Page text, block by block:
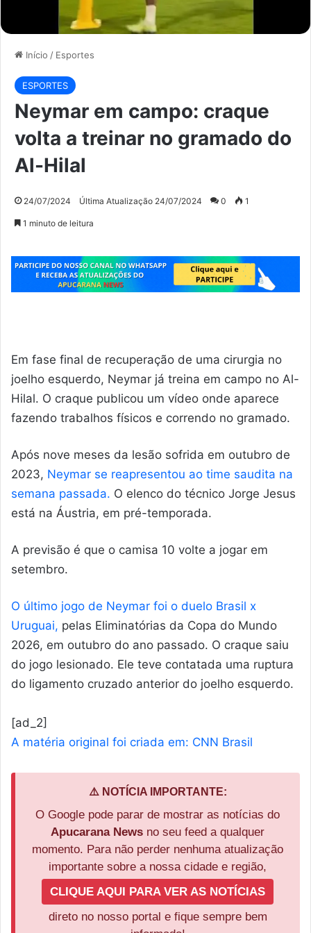
Início / Esportes
ESPORTES
Neymar em campo: craque
volta a treinar no gramado do
Al-Hilal
24/07/2024 Última Atualização 24/07/2024 0 1
1 minuto de leitura
Em fase final de recuperação de uma cirurgia no
joelho esquerdo, Neymar já treina em campo no Al-
Hilal. O craque publicou um vídeo onde aparece
fazendo trabalhos físicos e correndo no gramado.
Após nove meses da lesão sofrida em outubro de
2023, Neymar se reapresentou ao time saudita na
semana passada. O elenco do técnico Jorge Jesus
está na Áustria, em pré-temporada.
A previsão é que o camisa 10 volte a jogar em
setembro.
O último jogo de Neymar foi o duelo Brasil x
Uruguai, pelas Eliminatórias da Copa do Mundo
2026, em outubro do ano passado. O craque saiu
do jogo lesionado. Ele teve contatada uma ruptura
do ligamento cruzado anterior do joelho esquerdo.
[ad_2]
A matéria original foi criada em: CNN Brasil
⚠️ NOTÍCIA IMPORTANTE:
O Google pode parar de mostrar as notícias do
Apucarana News no seu feed a qualquer
momento. Para não perder nenhuma atualização
importante sobre a nossa cidade e região,
CLIQUE AQUI PARA VER AS NOTÍCIAS
direto no nosso portal e fique sempre bem